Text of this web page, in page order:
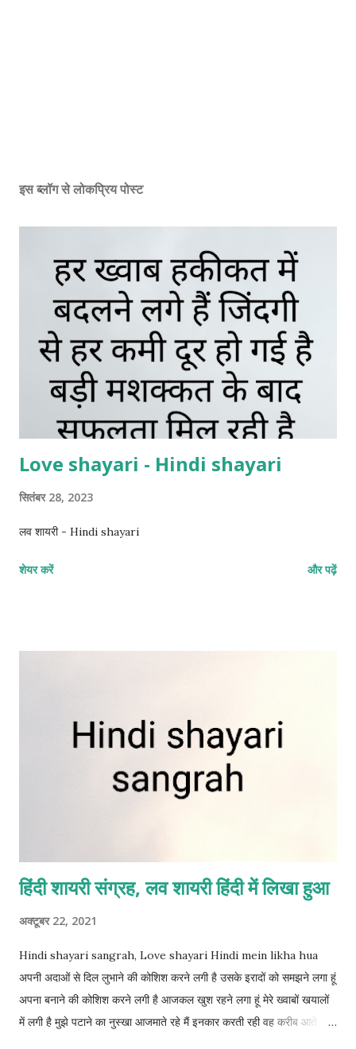
इस ब्लॉग से लोकप्रिय पोस्ट
Love shayari - Hindi shayari
सितंबर 28, 2023
लव शायरी - Hindi shayari
शेयर करें और पढ़ें
हिंदी शायरी संग्रह, लव शायरी हिंदी में लिखा हुआ
अक्टूबर 22, 2021
Hindi shayari sangrah, Love shayari Hindi mein likha hua
अपनी अदाओं से दिल लुभाने की कोशिश करने लगी है उसके इरादों को समझने लगा हूं
अपना बनाने की कोशिश करने लगी है आजकल खुश रहने लगा हूं मेरे ख्वाबों खयालों
में लगी है मुझे पटाने का नुस्खा आजमाते रहे मैं इनकार करती रही वह करीब आते रहे